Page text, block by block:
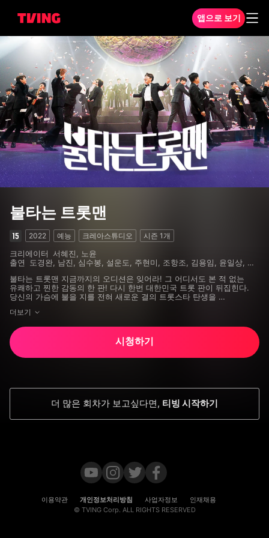
앱으로 보기
불타는 트롯맨 1화
불타는 트롯맨
2022 예능 크레아스튜디오 시즌 1 개
크리에이터
서혜진, 노윤
출연
도경완, 남진, 심수봉, 설운도, 주현미, 조항조, 김용임, 윤일상, 윤
영, 조정민, 유빈(오마이걸)
불타는 트롯맨 지금까지의 오디션은 잊어라! 그 어디서도 본 적 없는
유쾌하고 찐한 감동의 한 판! 다시 한번 대한민국 트롯 판이 뒤집힌다.
당신의 가슴에 불을 지를 전혀 새로운 결의 트롯스타 탄생을
더보기
시청하기
더 많은 회차가 보고싶다면, 티빙 시작하기
이용약관 개인정보처리방침 사업자정보
인재채용
© TVING Corp. ALL RIGHTS RESERVED